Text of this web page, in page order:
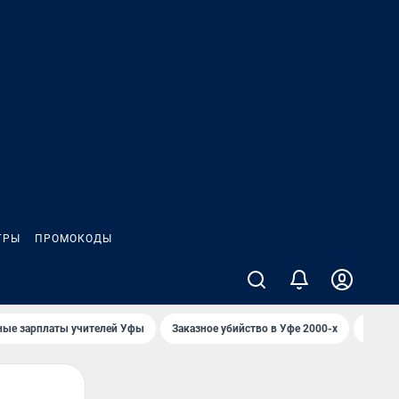
ПРОМОКОДЫ
зарплаты учителей Уфы Заказное убийство в Уфе 2000-х